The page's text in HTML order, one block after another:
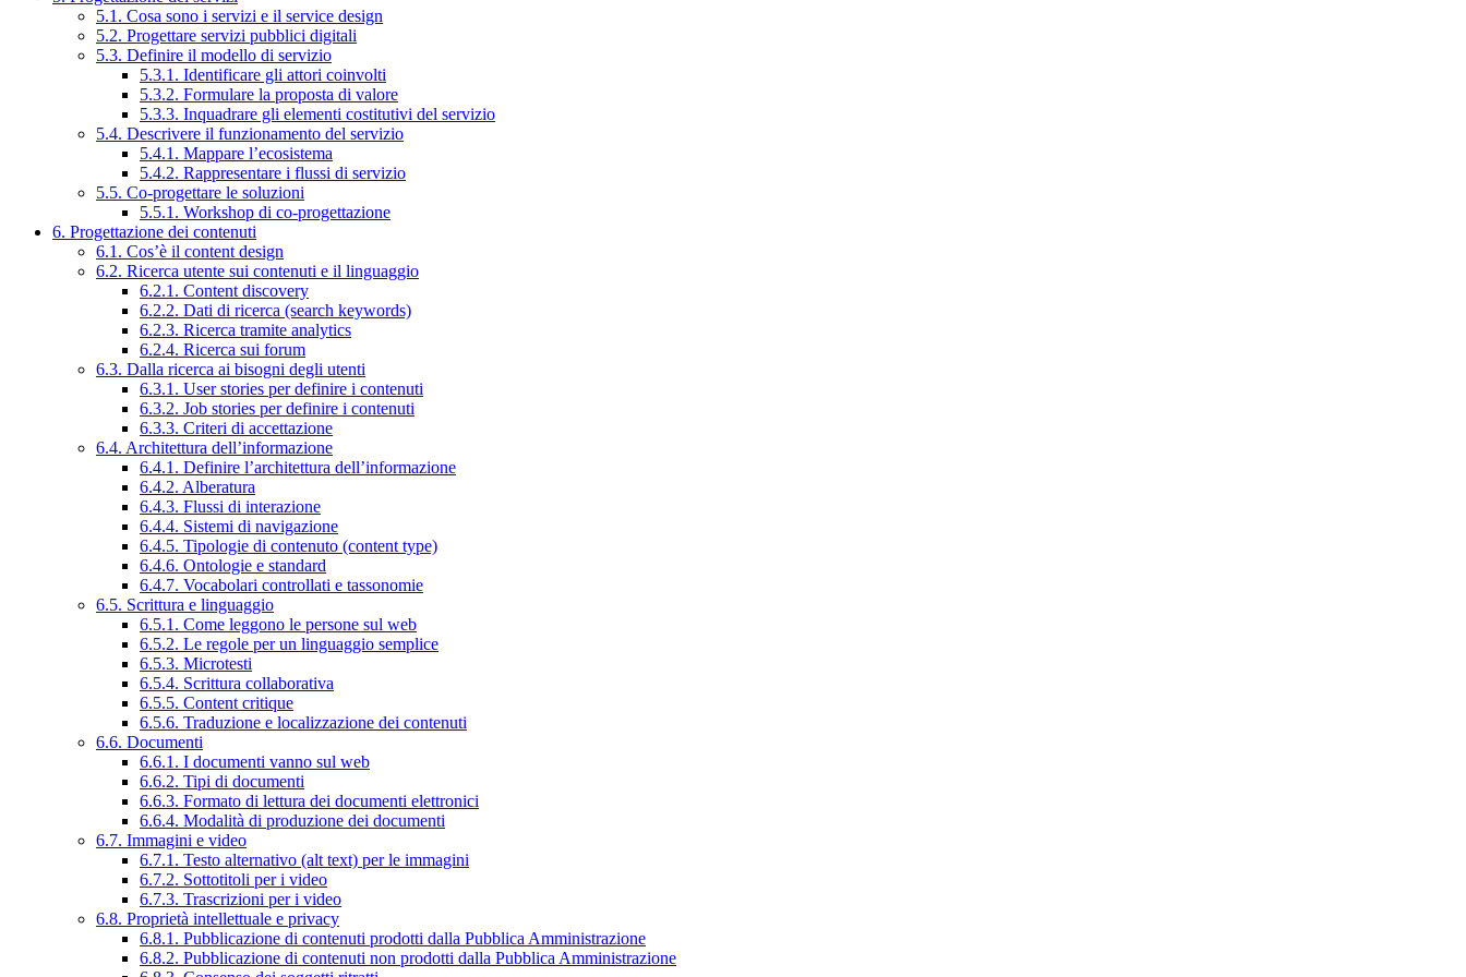
5.1. Cosa sono i servizi e il service design
5.2. Progettare servizi pubblici digitali
5.3. Definire il modello di servizio
5.3.1. Identificare gli attori coinvolti
5.3.2. Formulare la proposta di valore
5.3.3. Inquadrare gli elementi costitutivi del servizio
5.4. Descrivere il funzionamento del servizio
5.4.1. Mappare l’ecosistema
5.4.2. Rappresentare i flussi di servizio
5.5. Co-progettare le soluzioni
5.5.1. Workshop di co-progettazione
6. Progettazione dei contenuti
6.1. Cos’è il content design
6.2. Ricerca utente sui contenuti e il linguaggio
6.2.1. Content discovery
6.2.2. Dati di ricerca (search keywords)
6.2.3. Ricerca tramite analytics
6.2.4. Ricerca sui forum
6.3. Dalla ricerca ai bisogni degli utenti
6.3.1. User stories per definire i contenuti
6.3.2. Job stories per definire i contenuti
6.3.3. Criteri di accettazione
6.4. Architettura dell’informazione
6.4.1. Definire l’architettura dell’informazione
6.4.2. Alberatura
6.4.3. Flussi di interazione
6.4.4. Sistemi di navigazione
6.4.5. Tipologie di contenuto (content type)
6.4.6. Ontologie e standard
6.4.7. Vocabolari controllati e tassonomie
6.5. Scrittura e linguaggio
6.5.1. Come leggono le persone sul web
6.5.2. Le regole per un linguaggio semplice
6.5.3. Microtesti
6.5.4. Scrittura collaborativa
6.5.5. Content critique
6.5.6. Traduzione e localizzazione dei contenuti
6.6. Documenti
6.6.1. I documenti vanno sul web
6.6.2. Tipi di documenti
6.6.3. Formato di lettura dei documenti elettronici
6.6.4. Modalità di produzione dei documenti
6.7. Immagini e video
6.7.1. Testo alternativo (alt text) per le immagini
6.7.2. Sottotitoli per i video
6.7.3. Trascrizioni per i video
6.8. Proprietà intellettuale e privacy
6.8.1. Pubblicazione di contenuti prodotti dalla Pubblica Amministrazione
6.8.2. Pubblicazione di contenuti non prodotti dalla Pubblica Amministrazione